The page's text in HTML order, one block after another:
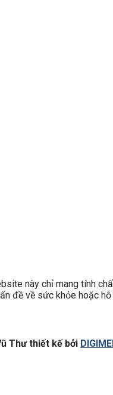
này chỉ mang tính
đề về sức khỏe hoặc
Thư thiết kế bởi